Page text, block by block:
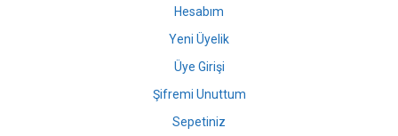
Hesabım
Yeni Üyelik
Üye Girişi
Şifremi Unuttum
Sepetiniz